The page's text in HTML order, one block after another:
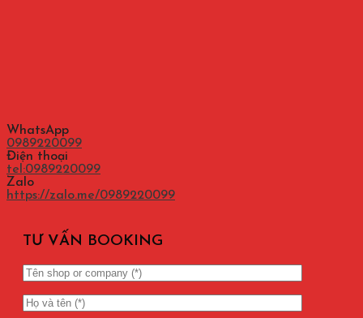
WhatsApp
0989220099
Điện thoại
tel:0989220099
Zalo
https://zalo.me/0989220099
TƯ VẤN BOOKING